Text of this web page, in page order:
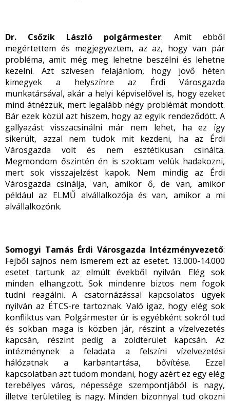
Dr. Csőzik László polgármester: Amit ebből
megértettem és megjegyeztem, az az, hogy van pár
probléma, amit még meg lehetne beszélni és lehetne
kezelni. Azt szívesen felajánlom, hogy jövő héten
kimegyek a helyszínre az Érdi Városgazda
munkatársával, akár a helyi képviselővel is, hogy ezeket
mind átnézzük, mert legalább négy problémát mondott.
Bár ezek közül azt hiszem, hogy az egyik rendeződött. A
gallyazást visszacsinálni már nem lehet, ha ez így
sikerült, azzal nem tudok mit kezdeni, ha az Érdi
Városgazda volt és nem esztétikusan csinálta.
Megmondom őszintén én is szoktam velük hadakozni,
mert sok visszajelzést kapok. Nem mindig az Érdi
Városgazda csinálja, van, amikor ő, de van, amikor
például az ELMŰ alvállalkozója és van, amikor a mi
alvállalkozónk.
Somogyi Tamás Érdi Városgazda Intézményvezető:
Fejből sajnos nem ismerem ezt az esetet. 13.000-14.000
esetet tartunk az elmúlt évekből nyilván. Elég sok
minden elhangzott. Sok mindenre biztos nem fogok
tudni reagálni. A csatornázással kapcsolatos ügyek
nyilván az ÉTCS-re tartoznak. Való igaz, hogy elég sok
konfliktus van. Polgármester úr is egyébként sokról tud
és sokban maga is közben jár, részint a vízelvezetés
kapcsán, részint pedig a zöldterület kapcsán. Az
intézménynek a feladata a felszíni vízelvezetési
hálózatnak a karbantartása, bővítése. Ezzel
kapcsolatban azt tudom mondani, hogy azért ez egy elég
terebélyes város, népessége szempontjából is nagy,
illetve területileg is nagy. Minden bizonnyal tud okozni